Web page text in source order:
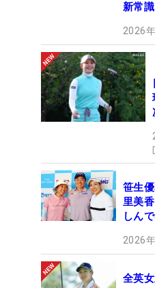
新常識
2026
笹生
里美
しん
2026
全英